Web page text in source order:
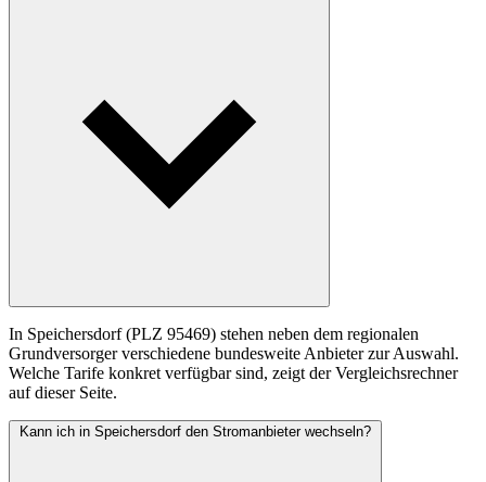
In Speichersdorf (PLZ 95469) stehen neben dem regionalen
Grundversorger verschiedene bundesweite Anbieter zur Auswahl.
Welche Tarife konkret verfügbar sind, zeigt der Vergleichsrechner
auf dieser Seite.
Kann ich in Speichersdorf den Stromanbieter wechseln?